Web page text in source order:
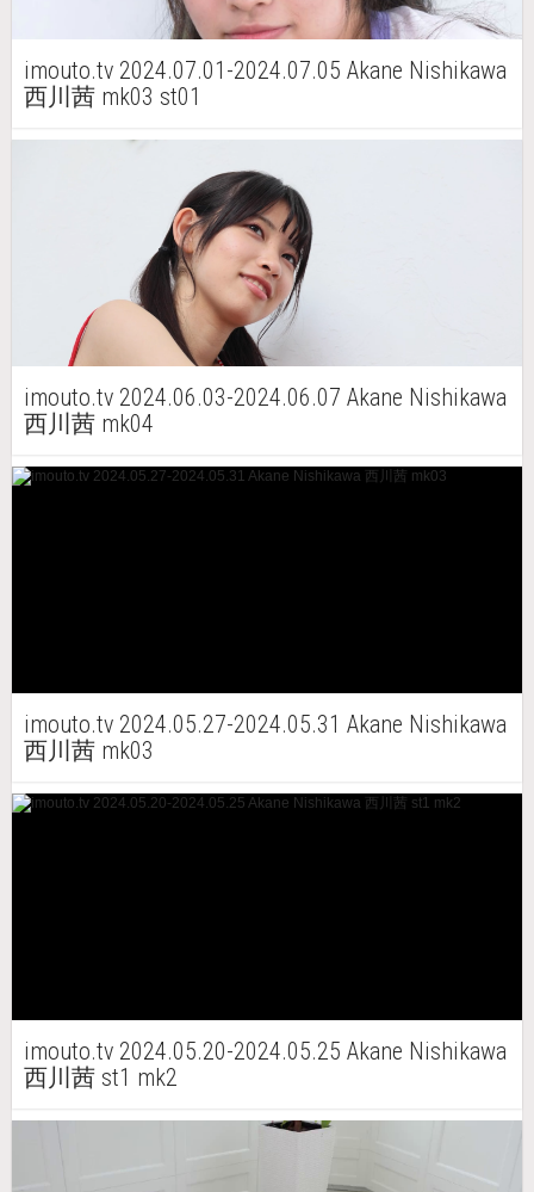
imouto.tv 2024.07.01-2024.07.05 Akane Nishikawa
西川茜 mk03 st01
imouto.tv 2024.06.03-2024.06.07 Akane Nishikawa
西川茜 mk04
imouto.tv 2024.05.27-2024.05.31 Akane Nishikawa
西川茜 mk03
imouto.tv 2024.05.20-2024.05.25 Akane Nishikawa
西川茜 st1 mk2